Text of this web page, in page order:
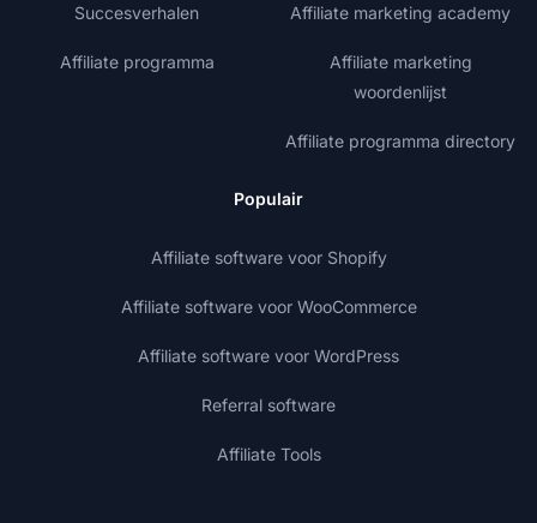
Succesverhalen
Affiliate programma
Affiliate marketing academy
Affiliate marketing
woordenlijst
Affiliate programma directory
Populair
Affiliate software voor Shopify
Affiliate software voor WooCommerce
Affiliate software voor WordPress
Referral software
Affiliate Tools